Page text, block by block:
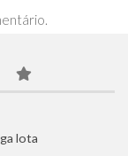
lota